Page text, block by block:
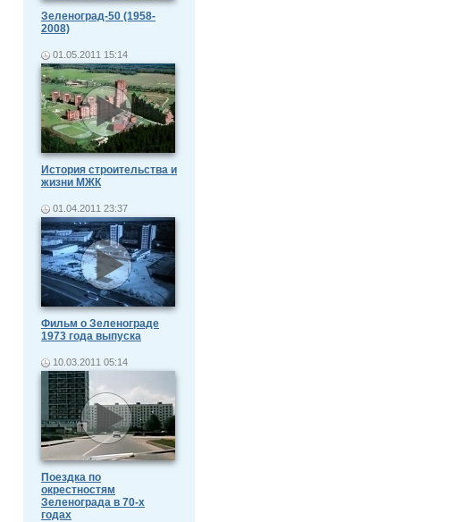
Зеленоград-50 (1958-
2008)
01.05.2011 15:14
История строительства и
жизни МЖК
01.04.2011 23:37
Фильм о Зеленограде
1973 года выпуска
10.03.2011 05:14
Поездка по
окрестностям
Зеленограда в 70-х
годах